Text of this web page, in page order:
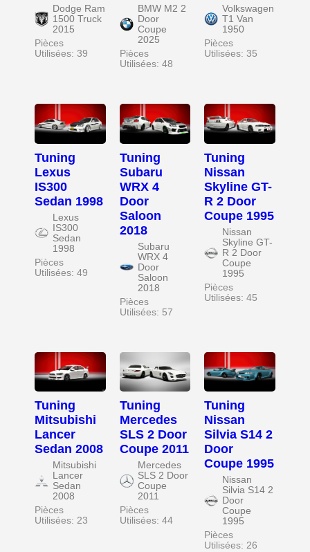
Dodge Ram
1500 Truck
2015
Pièces
Utilisées: 39
BMW M2 2
Door
Coupe
2025
Pièces
Utilisées: 48
Volkswagen
T1 Van
1950
Pièces
Utilisées: 35
Tuning
Lexus
IS300
Sedan 1998
Lexus
IS300
Sedan
1998
Pièces
Utilisées: 49
Tuning
Subaru
WRX 4
Door
Saloon
2018
Subaru
WRX 4
Door
Saloon
2018
Pièces
Utilisées: 57
Tuning
Nissan
Skyline GT-
R 2 Door
Coupe 1995
Nissan
Skyline GT-
R 2 Door
Coupe
1995
Pièces
Utilisées: 45
Tuning
Mitsubishi
Lancer
Sedan 2008
Mitsubishi
Lancer
Sedan
2008
Pièces
Utilisées: 23
Tuning
Mercedes
SLS 2 Door
Coupe 2011
Mercedes
SLS 2 Door
Coupe
2011
Pièces
Utilisées: 44
Tuning
Nissan
Silvia S14 2
Door
Coupe 1995
Nissan
Silvia S14 2
Door
Coupe
1995
Pièces
Utilisées: 26